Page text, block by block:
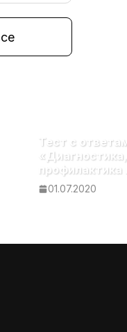
Тест с
01.07.2020